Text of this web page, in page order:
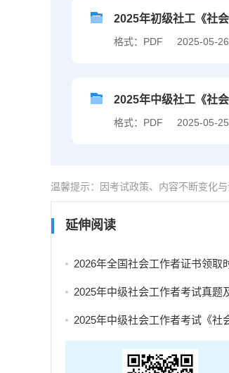
2025年初级社工《社
格式：PDF 2025-05-
2025年中级社工《社
格式：PDF 2025-05-
温馨提示：因考试政策、内容不断变化
延伸阅读
2026年全国社会工作者证书领取
2025年中级社会工作者考试真题
2025年中级社会工作者考试《社